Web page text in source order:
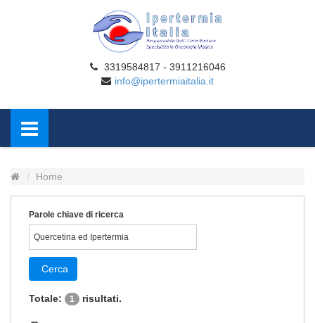
3319584817 - 3911216046
info@ipertermiaitalia.it
Home
Parole chiave di ricerca
Cerca
Totale: 1 risultati.